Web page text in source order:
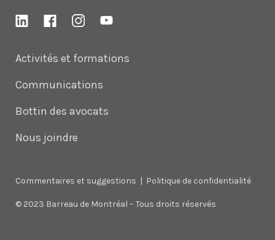
Activités et formations
Communications
Bottin des avocats
Nous joindre
Commentaires et suggestions | Politique de confidentialité
© 2023 Barreau de Montréal – Tous droits réservés